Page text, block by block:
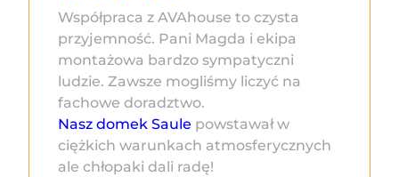
Współpraca z AVAhouse to czysta
przyjemność. Pani Magda i ekipa
montażowa bardzo sympatyczni
ludzie. Zawsze mogliśmy liczyć na
fachowe doradztwo.
Nasz domek Saule powstawał w
ciężkich warunkach atmosferycznych
ale chłopaki dali radę!